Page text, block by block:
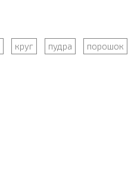
круг пудра
порошок